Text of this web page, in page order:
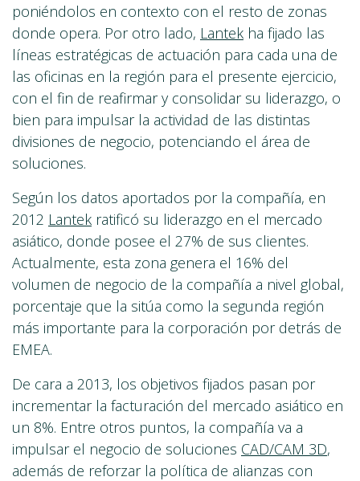
poniéndolos en contexto con el resto de zonas
donde opera. Por otro lado, Lantek ha fijado las
líneas estratégicas de actuación para cada una de
las oficinas en la región para el presente ejercicio,
con el fin de reafirmar y consolidar su liderazgo, o
bien para impulsar la actividad de las distintas
divisiones de negocio, potenciando el área de
soluciones.
Según los datos aportados por la compañía, en
2012 Lantek ratificó su liderazgo en el mercado
asiático, donde posee el 27% de sus clientes.
Actualmente, esta zona genera el 16% del
volumen de negocio de la compañía a nivel global,
porcentaje que la sitúa como la segunda región
más importante para la corporación por detrás de
EMEA.
De cara a 2013, los objetivos fijados pasan por
incrementar la facturación del mercado asiático en
un 8%. Entre otros puntos, la compañía va a
impulsar el negocio de soluciones CAD/CAM 3D,
además de reforzar la política de alianzas con